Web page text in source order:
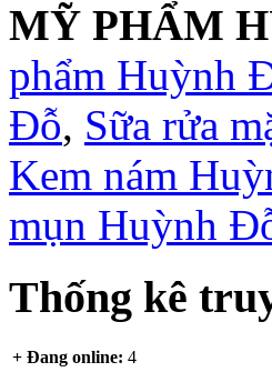
MỸ PHẨM
phẩm Huỳnh
Đỗ, Sữa rửa
Kem nám
mụn Huỳnh
Thống kê
+ Đang online: 4